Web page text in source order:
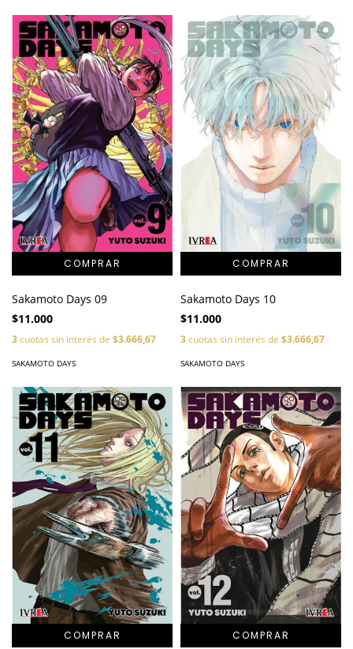
Sakamoto Days 09
$11.000
3cuotas sin interés de $3.666,67
SAKAMOTO DAYS
Sakamoto Days 10
$11.000
3cuotas sin interés de $3.666,67
SAKAMOTO DAYS